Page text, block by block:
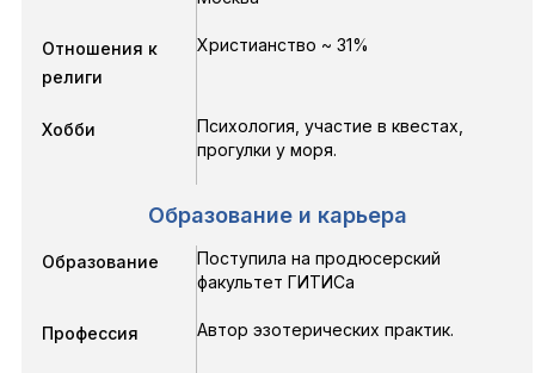
Отношения к
религи
Христианство ~ 31%
Хобби
Психология, участие в квестах,
прогулки у моря.
Образование и карьера
Образование
Поступила на продюсерский
факультет ГИТИСа
Профессия Автор эзотерических практик.